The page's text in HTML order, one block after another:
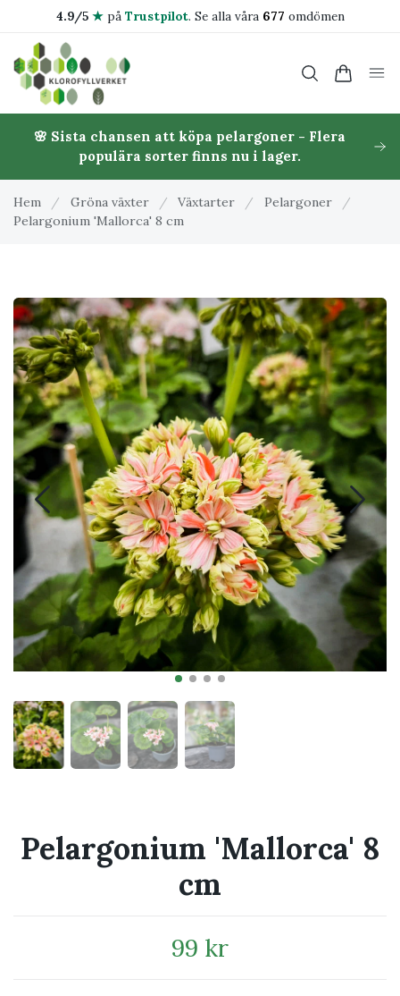
4.9/5 ★på Trustpilot. Se alla våra 677 omdömen
🌸 Sista chansen att köpa pelargoner - Flera
populära sorter finns nu i lager.
Hem / Gröna växter / Växtarter / Pelargoner
/
Pelargonium 'Mallorca' 8 cm
Pelargonium 'Mallorca' 8
cm
99 kr